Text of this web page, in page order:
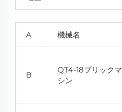
A 機械名
B
QT4-18ブリックマ
シン